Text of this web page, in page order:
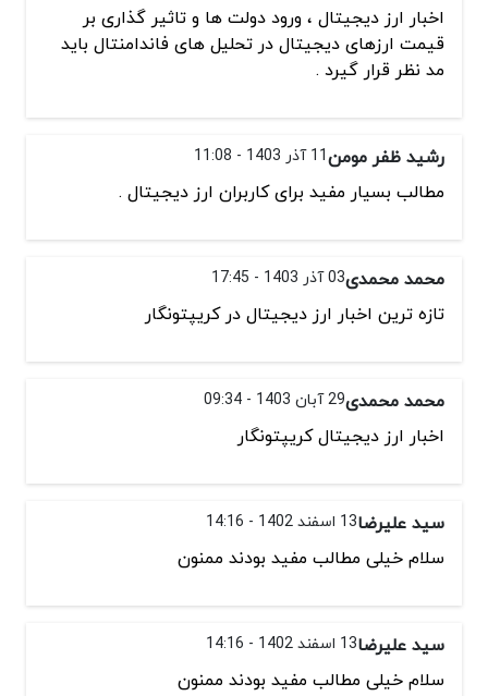
اخبار ارز دیجیتال ، ورود دولت ها و تاثیر گذاری بر
قیمت ارزهای دیجیتال در تحلیل های فاندامنتال باید
مد نظر قرار گیرد .
رشید ظفر مومن11 آذر 1403 - 11:08
مطالب بسیار مفید برای کاربران ارز دیجیتال .
محمد محمدی03 آذر 1403 - 17:45
تازه ترین اخبار ارز دیجیتال در کریپتونگار
محمد محمدی29 آبان 1403 - 09:34
اخبار ارز دیجیتال کریپتونگار
سید علیرضا13 اسفند 1402 - 14:16
سلام خیلی مطالب مفید بودند ممنون
سید علیرضا13 اسفند 1402 - 14:16
سلام خیلی مطالب مفید بودند ممنون